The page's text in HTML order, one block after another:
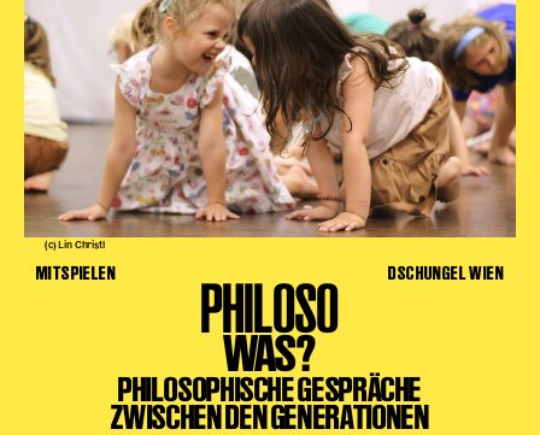
(c) Lin Christl
MITSPIELEN DSCHUNGEL WIEN
PHILOSO
WAS?
PHILOSOPHISCHE GESPRÄCHE
ZWISCHEN DEN GENERATIONEN